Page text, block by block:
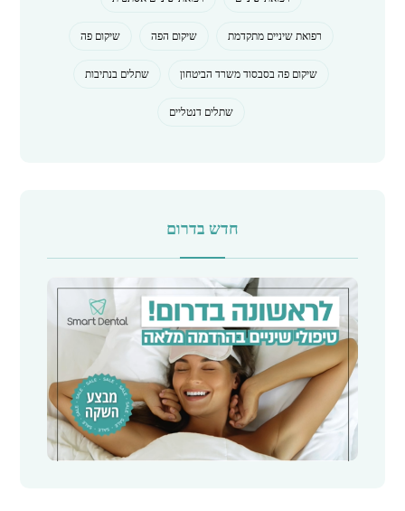
רפואת שיניים מתקדמת
שיקום הפה
שיקום פה
שיקום פה בסבסוד משרד הביטחון
שתלים בנתיבות
שתלים דנטליים
חדש בדרום